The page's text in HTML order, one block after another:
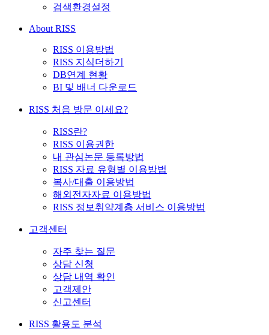
검색환경설정
About RISS
RISS 이용방법
RISS 지식더하기
DB연계 현황
BI 및 배너 다운로드
RISS 처음 방문 이세요?
RISS란?
RISS 이용권한
내 관심논문 등록방법
RISS 자료 유형별 이용방법
복사/대출 이용방법
해외전자자료 이용방법
RISS 정보취약계층 서비스 이용방법
고객센터
자주 찾는 질문
상담 신청
상담 내역 확인
고객제안
신고센터
RISS 활용도 분석